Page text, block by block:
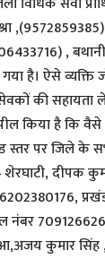
,
है। ऐसे
सेवकों की
किया है कि वैसे
पर जिले के
शेरघाटी, दीपक
नंबर
कुमार सिंह